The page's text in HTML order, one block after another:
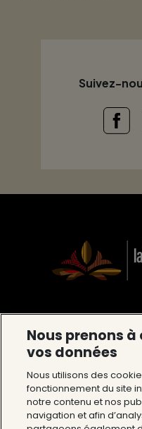
Suivez-
La Cité du
12 Avenue du
Tél
Nous prenons
vos données
Nous utilisons des
fonctionnement du site
notre contenu et nos
navigation et afin